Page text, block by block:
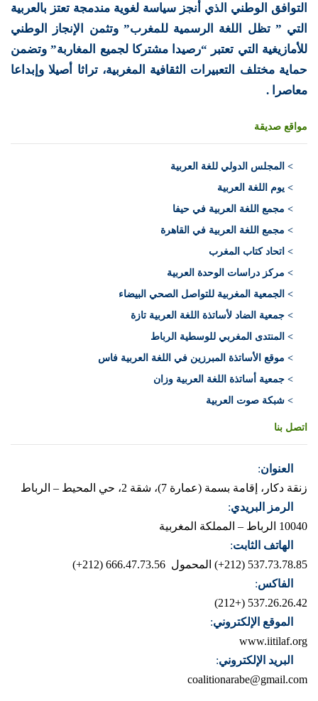
التوافق الوطني الذي أنجز سياسة لغوية مندمجة تعتز بالعربية
التي ” تظل اللغة الرسمية للمغرب” وتثمن الإنجاز الوطني
للأمازيغية التي تعتبر “رصيدا مشتركا لجميع المغاربة” وتضمن
حماية مختلف التعبيرات الثقافية المغربية، تراثا أصيلا وإبداعا
معاصرا .
مواقع صديقة
> المجلس الدولي للغة العربية
> يوم اللغة العربية
> مجمع اللغة العربية في حيفا
> مجمع اللغة العربية في القاهرة
> اتحاد كتاب المغرب
> مركز دراسات الوحدة العربية
> الجمعية المغربية للتواصل الصحي البيضاء
> جمعية الضاد لأساتذة اللغة العربية تازة
> المنتدى المغربي للوسطية الرباط
> موقع الأساتذة المبرزين في اللغة العربية فاس
> جمعية أساتذة اللغة العربية وزان
> شبكة صوت العربية
اتصل بنا
العنوان:
زنقة دكار، إقامة بسمة (عمارة 7)، شقة 2، حي المحيط – الرباط
الرمز البريدي:
10040 الرباط – المملكة المغربية
الهاتف الثابت:
537.73.78.85 (212+)
المحمول 666.47.73.56 (212+)
الفاكس:
537.26.26.42 (+212)
الموقع الإلكتروني:
www.iitilaf.org
البريد الإلكتروني:
coalitionarabe@gmail.com